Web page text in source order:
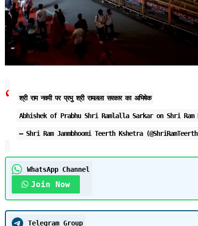
श्री राम नवमी पर प्रभु श्री रामलला सरकार का अभिषेक
Abhishek of Prabhu Shri Ramlalla Sarkar on Shri Ram
— Shri Ram Janmbhoomi Teerth Kshetra
WhatsApp Channel
Join Now
Telegram Group